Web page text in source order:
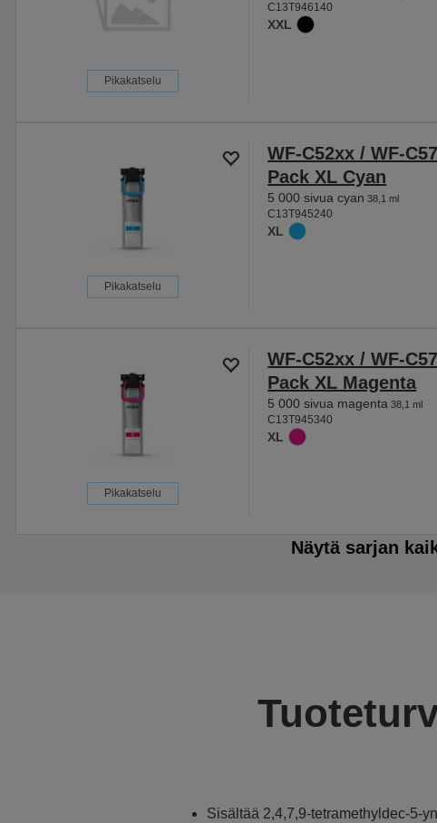
Pikakatselu
C13T946140
XXL
Pikakatselu
WF-C52xx / WF-
Pack XL Cyan
5 000 sivua cyan 38,1 ml
C13T945240
XL
Pikakatselu
WF-C52xx / WF-
Pack XL Magenta
5 000 sivua magenta 38,1 ml
C13T945340
XL
Näytä sarjan
Sisältää 2,4,7,9-tetramethyldec-5-